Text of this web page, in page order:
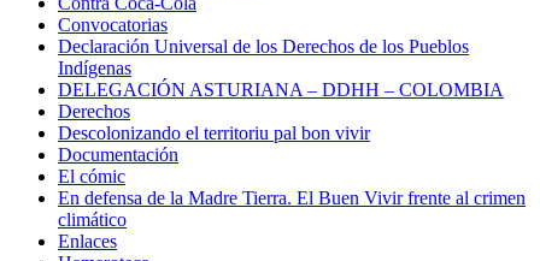
Convocatorias
Declaración Universal de los Derechos de los Pueblos
Indígenas
DELEGACIÓN ASTURIANA – DDHH – COLOMBIA
Derechos
Descolonizando el territoriu pal bon vivir
Documentación
El cómic
En defensa de la Madre Tierra. El Buen Vivir frente al crimen
climático
Enlaces